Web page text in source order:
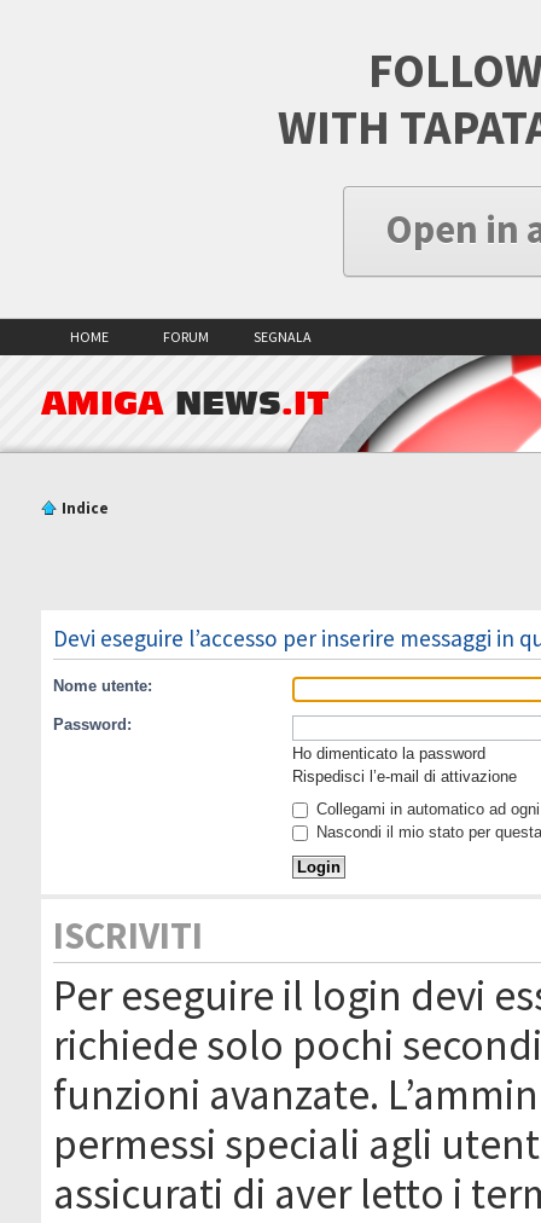
WITH
Open in
HOME FORUM SEGNALA
AMIGA NEWS.IT
Indice
Devi eseguire l’accesso per inserire messaggi in
Nome utente:
Password:
Ho dimenticato la password
Rispedisci l’e-mail di attivazione
Collegami in automatico ad
Nascondi il mio stato per
ISCRIVITI
Per eseguire il login devi
richiede solo pochi
funzioni avanzate.
permessi speciali agli
assicurati di aver letto i